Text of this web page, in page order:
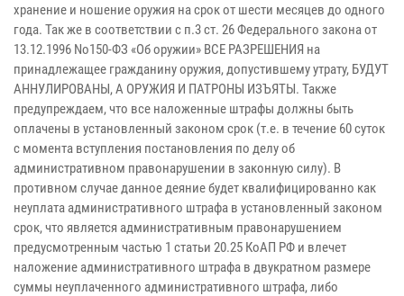
хранение и ношение оружия на срок от шести месяцев до одного
года. Так же в соответствии с п.3 ст. 26 Федерального закона от
13.12.1996 No150-ФЗ «Об оружии» ВСЕ РАЗРЕШЕНИЯ на
принадлежащее гражданину оружия, допустившему утрату, БУДУТ
АННУЛИРОВАНЫ, А ОРУЖИЯ И ПАТРОНЫ ИЗЪЯТЫ. Также
предупреждаем, что все наложенные штрафы должны быть
оплачены в установленный законом срок (т.е. в течение 60 суток
с момента вступления постановления по делу об
административном правонарушении в законную силу). В
противном случае данное деяние будет квалифицированно как
неуплата административного штрафа в установленный законом
срок, что является административным правонарушением
предусмотренным частью 1 статьи 20.25 КоАП РФ и влечет
наложение административного штрафа в двукратном размере
суммы неуплаченного административного штрафа, либо